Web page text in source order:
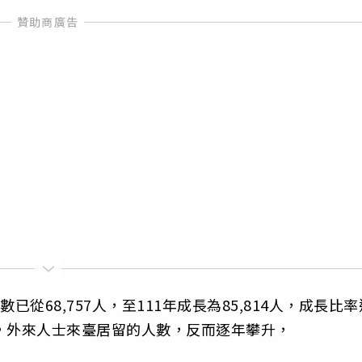
已從68,757人，至111年成長為85,814人，成長比
來人士來臺居留的人數，反而逐年攀升，